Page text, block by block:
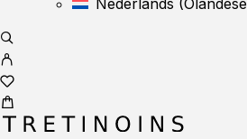
Nederlands (Olandese